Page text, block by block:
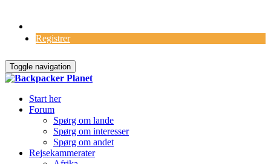
Registrer
Toggle navigation
Start her
Forum
Spørg om lande
Spørg om interesser
Spørg om andet
Rejsekammerater